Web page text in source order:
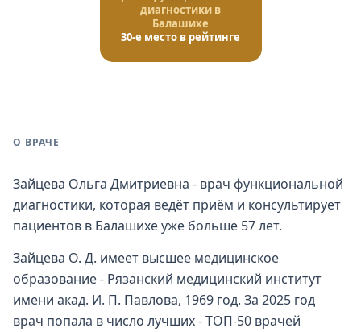
диагностики в
Балашихе
30-е место в рейтинге
О ВРАЧЕ
Зайцева Ольга Дмитриевна - врач функциональной
диагностики, которая ведёт приём и консультирует
пациентов в Балашихе уже больше 57 лет.
Зайцева О. Д. имеет высшее медицинское
образование - Рязанский медицинский институт
имени акад. И. П. Павлова, 1969 год. За 2025 год
врач попала в число лучших - ТОП-50 врачей